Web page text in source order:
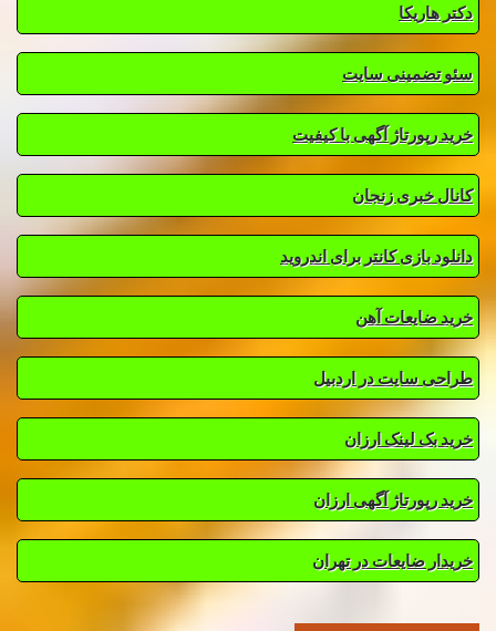
دکتر هاریکا
سئو تضمینی سایت
خرید رپورتاژ آگهی با کیفیت
کانال خبری زنجان
دانلود بازی کانتر برای اندروید
خرید ضایعات آهن
طراحی سایت در اردبیل
خرید بک لینک ارزان
خرید رپورتاژ آگهی ارزان
خریدار ضایعات در تهران